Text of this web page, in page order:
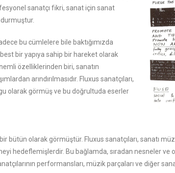
sanatçı fikri, sanat için sanat
bu cümlelere bile baktığımızda
bir yapıya sahip bir hareket olarak
özelliklerinden biri, sanatın
arındırılmasıdır. Fluxus sanatçıları,
olarak görmüş ve bu doğrultuda eserler
bütün olarak görmüştür. Fluxus sanatçıları, sanatı
hedeflemişlerdir. Bu bağlamda, sıradan nesneler ve
performansları, müzik parçaları ve diğer